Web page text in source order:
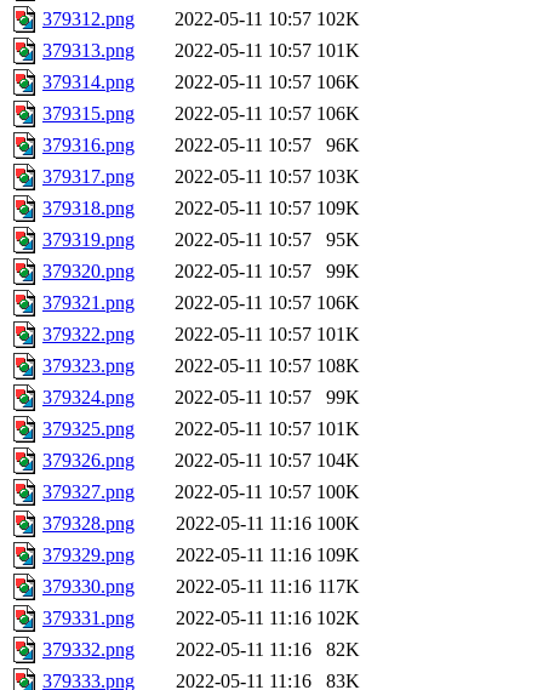
379312.png
2022-05-11 10:57 102K
379313.png
2022-05-11 10:57 101K
379314.png
2022-05-11 10:57 106K
379315.png
2022-05-11 10:57 106K
379316.png
2022-05-11 10:57
96K
379317.png
2022-05-11 10:57 103K
379318.png
2022-05-11 10:57 109K
379319.png
2022-05-11 10:57
95K
379320.png
2022-05-11 10:57
99K
379321.png
2022-05-11 10:57 106K
379322.png
2022-05-11 10:57 101K
379323.png
2022-05-11 10:57 108K
379324.png
2022-05-11 10:57
99K
379325.png
2022-05-11 10:57 101K
379326.png
2022-05-11 10:57 104K
379327.png
2022-05-11 10:57 100K
379328.png
2022-05-11 11:16 100K
379329.png
2022-05-11 11:16 109K
379330.png
2022-05-11 11:16 117K
379331.png
2022-05-11 11:16 102K
379332.png
2022-05-11 11:16
82K
379333.png
2022-05-11 11:16
83K